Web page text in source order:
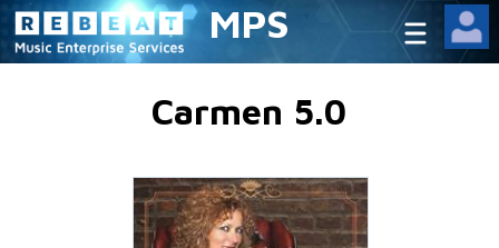
MPS
Carmen 5.0